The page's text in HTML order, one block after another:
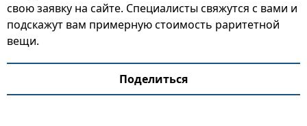
свою заявку на сайте. Специалисты свяжутся с вами и
подскажут вам примерную стоимость раритетной
вещи.
Поделиться